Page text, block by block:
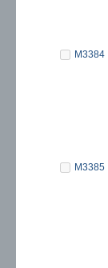
M3384
M3385